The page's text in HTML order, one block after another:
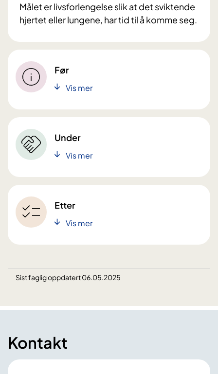
Målet er livsforlengelse slik at det sviktende
hjertet eller lungene, har tid til å komme seg.
Før
Vis mer
Under
Vis mer
Etter
Vis mer
Sist faglig oppdatert 06.05.2025
Kontakt